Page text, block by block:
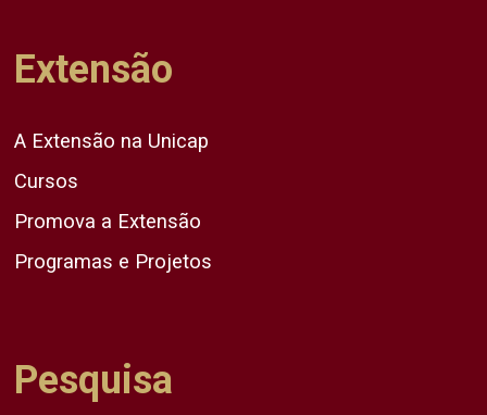
Extensão
A Extensão na Unicap
Cursos
Promova a Extensão
Programas e Projetos
Pesquisa